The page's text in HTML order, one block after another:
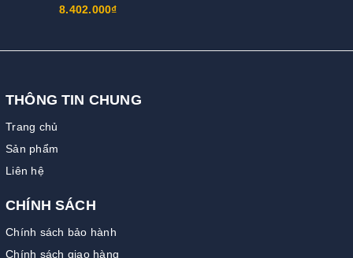
8.402.000₫
THÔNG TIN CHUNG
Trang chủ
Sản phẩm
Liên hệ
CHÍNH SÁCH
Chính sách bảo hành
Chính sách giao hàng